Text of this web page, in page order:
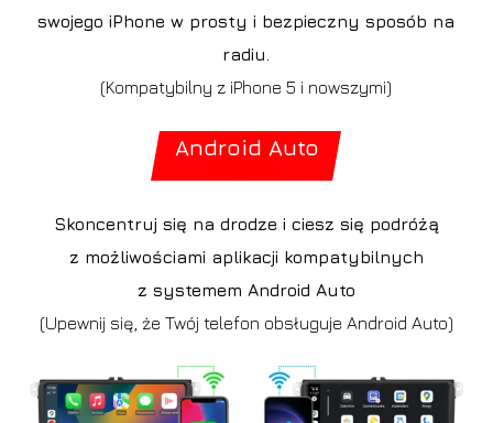
swojego iPhone w prosty i bezpieczny sposób na
radiu.
(Kompatybilny z iPhone 5 i nowszymi)
Android Auto
Skoncentruj się na drodze i ciesz się podróżą
z możliwościami aplikacji kompatybilnych
z systemem Android Auto
(Upewnij się, że Twój telefon obsługuje Android Auto)